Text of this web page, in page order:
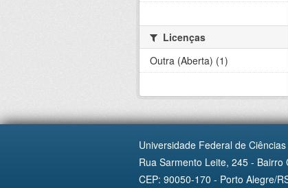
Licenças
Outra (Aberta) (1)
Universidade Federal de
Rua Sarmento Leite, 245 - Bairro
CEP: 90050-170 - Porto Alegre/